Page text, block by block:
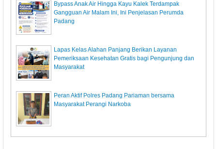
Bypass Anak Air Hingga Kayu Kalek Terdampak
Gangguan Air Malam Ini, Ini Penjelasan Perumda
Padang
Lapas Kelas Alahan Panjang Berikan Layanan
Pemeriksaan Kesehatan Gratis bagi Pengunjung dan
Masyarakat
Peran Aktif Polres Padang Pariaman bersama
Masyarakat Perangi Narkoba